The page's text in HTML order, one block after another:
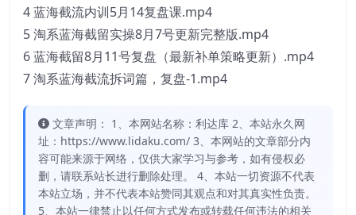
4 蓝海截流内训5月14复盘课.mp4
5 淘系蓝海截留实操8月7号更新完整版.mp4
6 蓝海截留8月11号复盘（最新补单策略更新）.mp4
7 淘系蓝海截流拆词篇，复盘-1.mp4
文章声明： 1、本网站名称：利达库 2、本站永久网
址：https://www.lidaku.com/ 3、本网站的文章部分内
容可能来源于网络，仅供大家学习与参考，如有侵权必
删，请联系站长进行删除处理。 4、本站一切资源不代表
本站立场，并不代表本站赞同其观点和对其真实性负责。
5、本站一律禁止以任何方式发布或转载任何违法的相关